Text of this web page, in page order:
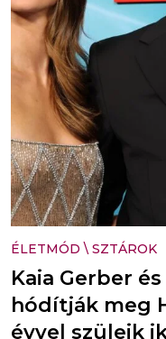
ÉLETMÓD \ SZTÁROK
Kaia Gerber
hódítják meg
évvel szüleik